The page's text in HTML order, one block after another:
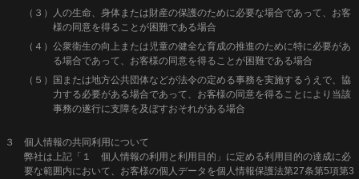
（３）人の生命、身体または財産の保護のために必要な場合であって、お客
様の同意を得ることが困難である場合
（４）公衆衛生の向上または児童の健全な育成の推進のために特に必要があ
る場合であって、お客様の同意を得ることが困難である場合
（５）国または地方公共団体などが法令の定める事務を実施するうえで、協
力する必要がある場合であって、お客様の同意を得ることにより当該
事務の遂行に支障を及ぼすおそれがある場合
３ 個人情報の共同利用について
弊社は上記「１ 個人情報の利用と利用目的」に定める利用目的の達成に必
要な範囲内において、お客様の個人データを個人情報保護法第27条第5項第3